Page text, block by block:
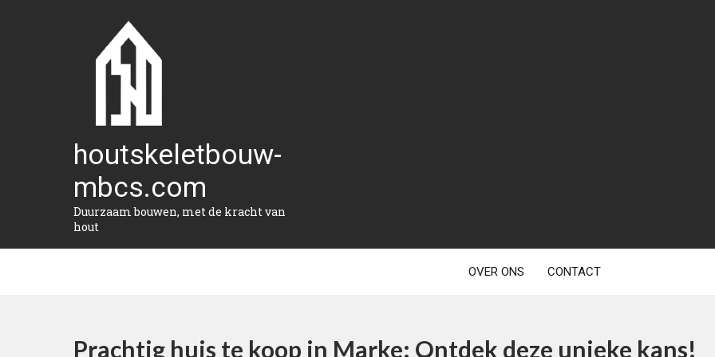
houtskeletbouw-
mbcs.com
Duurzaam bouwen, met de kracht van
hout
OVER ONS CONTACT
Prachtig huis te koop in Marke: Ontdek deze unieke kans!